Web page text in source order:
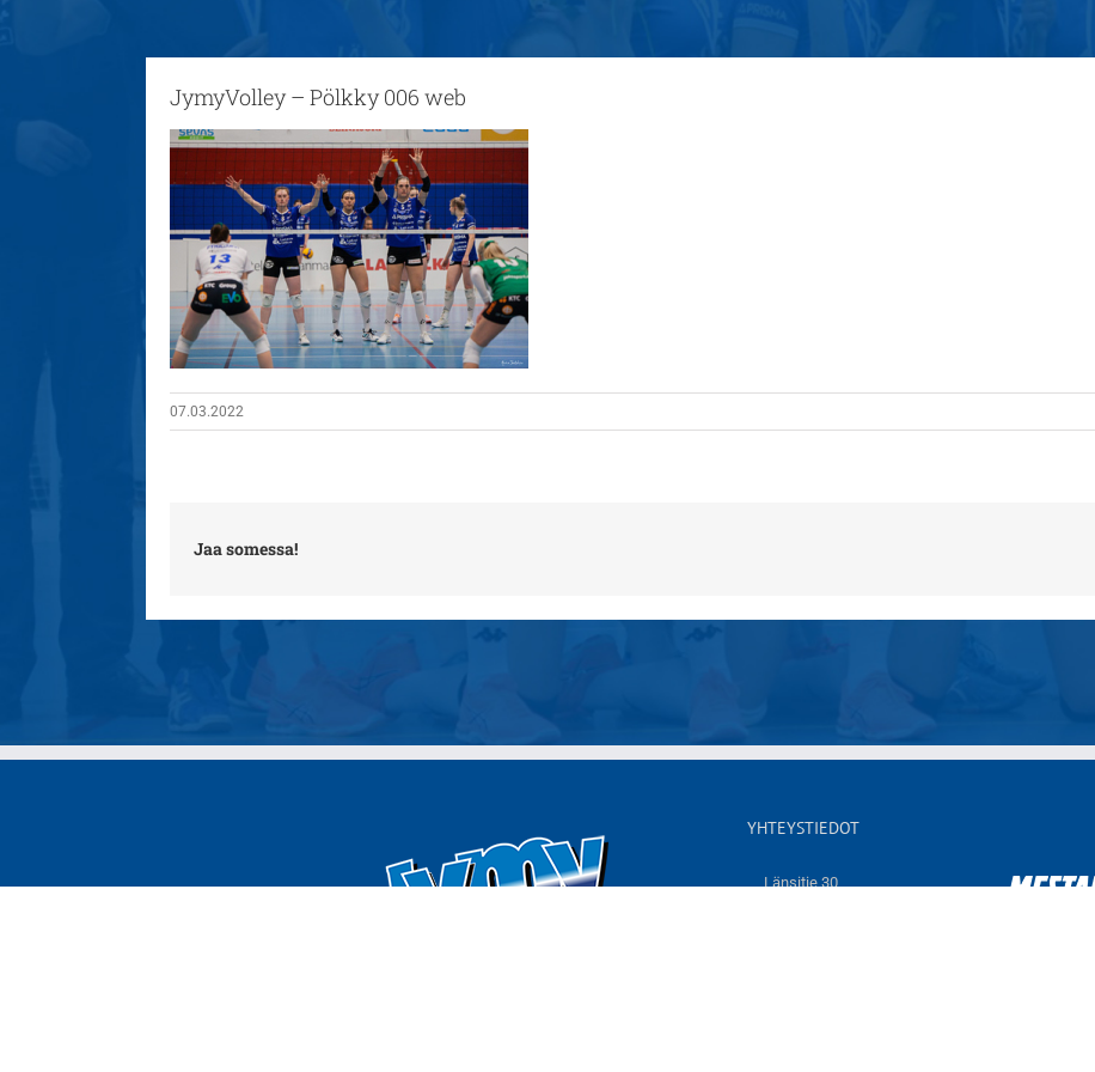
JymyVolley – Pölkky 006 web
07.03.2022
Jaa somessa!
YHTEYSTIEDOT
Länsitie 30,